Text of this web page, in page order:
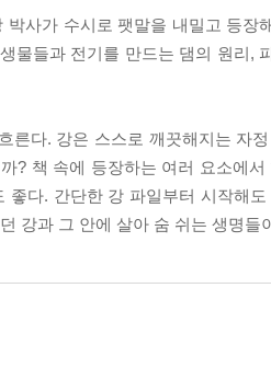
사가 수시로 팻말을 내밀고 등
물들과 전기를 만드는 댐의 원리,
른다. 강은 스스로 깨끗해지는 자
? 책 속에 등장하는 여러 요소에
다. 간단한 강 파일부터 시작해
강과 그 안에 살아 숨 쉬는 생명들